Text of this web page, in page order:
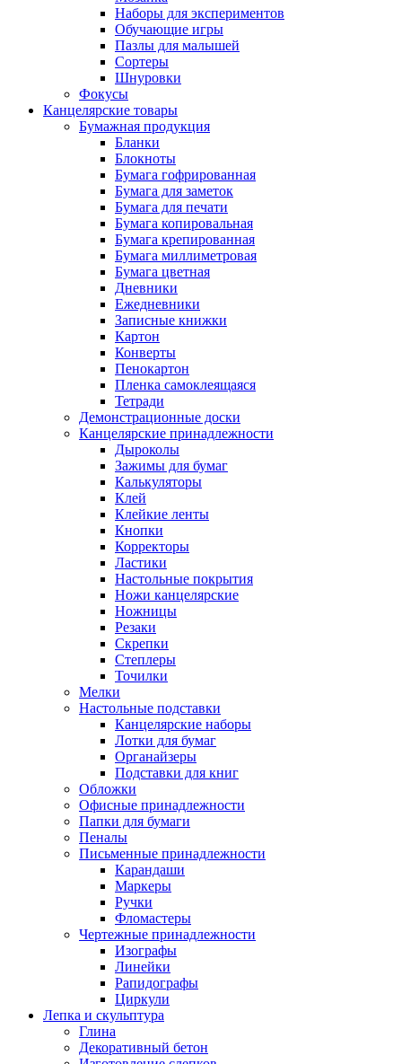
Наборы для экспериментов
Обучающие игры
Пазлы для малышей
Сортеры
Шнуровки
Фокусы
Канцелярские товары
Бумажная продукция
Бланки
Блокноты
Бумага гофрированная
Бумага для заметок
Бумага для печати
Бумага копировальная
Бумага крепированная
Бумага миллиметровая
Бумага цветная
Дневники
Ежедневники
Записные книжки
Картон
Конверты
Пенокартон
Пленка самоклеящаяся
Тетради
Демонстрационные доски
Канцелярские принадлежности
Дыроколы
Зажимы для бумаг
Калькуляторы
Клей
Клейкие ленты
Кнопки
Корректоры
Ластики
Настольные покрытия
Ножи канцелярские
Ножницы
Резаки
Скрепки
Степлеры
Точилки
Мелки
Настольные подставки
Канцелярские наборы
Лотки для бумаг
Органайзеры
Подставки для книг
Обложки
Офисные принадлежности
Папки для бумаги
Пеналы
Письменные принадлежности
Карандаши
Маркеры
Ручки
Фломастеры
Чертежные принадлежности
Изографы
Линейки
Рапидографы
Циркули
Лепка и скульптура
Глина
Декоративный бетон